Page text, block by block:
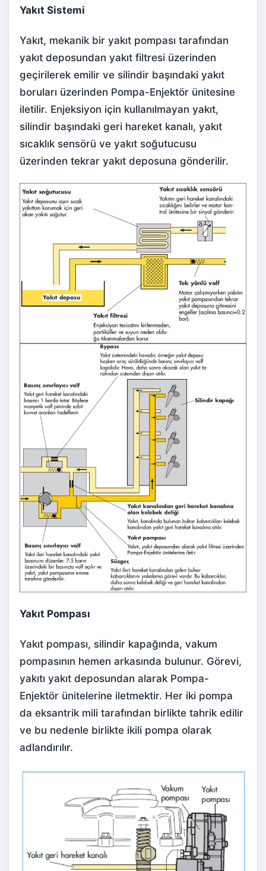
Yakıt Sistemi
Yakıt, mekanik bir yakıt pompası tarafından
yakıt deposundan yakıt filtresi üzerinden
geçirilerek emilir ve silindir başındaki yakıt
boruları üzerinden Pompa-Enjektör ünitesine
iletilir. Enjeksiyon için kullanılmayan yakıt,
silindir başındaki geri hareket kanalı, yakıt
sıcaklık sensörü ve yakıt soğutucusu
üzerinden tekrar yakıt deposuna gönderilir.
Yakıt Pompası
Yakıt pompası, silindir kapağında, vakum
pompasının hemen arkasında bulunur. Görevi,
yakıtı yakıt deposundan alarak Pompa-
Enjektör ünitelerine iletmektir. Her iki pompa
da eksantrik mili tarafından birlikte tahrik edilir
ve bu nedenle birlikte ikili pompa olarak
adlandırılır.